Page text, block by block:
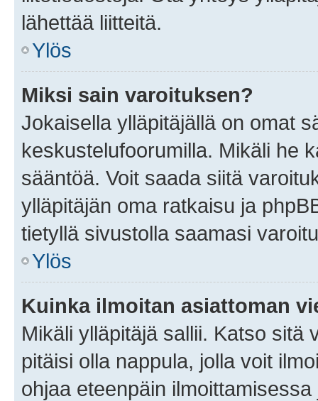
lähettää liitteitä.
Ylös
Miksi sain varoituksen?
Jokaisella ylläpitäjällä on omat
keskustelufoorumilla. Mikäli he
sääntöä. Voit saada siitä
ylläpitäjän oma ratkaisu ja
tietyllä sivustolla saamasi
Ylös
Kuinka ilmoitan asiattoman
Mikäli ylläpitäjä sallii. Katso sitä
pitäisi olla nappula, jolla voit
ohjaa eteenpäin